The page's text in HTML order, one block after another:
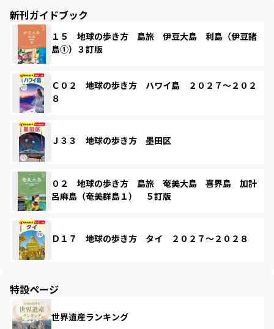
新刊ガイドブック
１５ 地球の歩き方 島旅 伊豆大島 利島（伊豆諸
島①）３訂版
Ｃ０２ 地球の歩き方 ハワイ島 ２０２７～２０２
８
Ｊ３３ 地球の歩き方 墨田区
０２ 地球の歩き方 島旅 奄美大島 喜界島 加計
呂麻島（奄美群島１） ５訂版
Ｄ１７ 地球の歩き方 タイ ２０２７～２０２８
特設ページ
世界遺産ランキング